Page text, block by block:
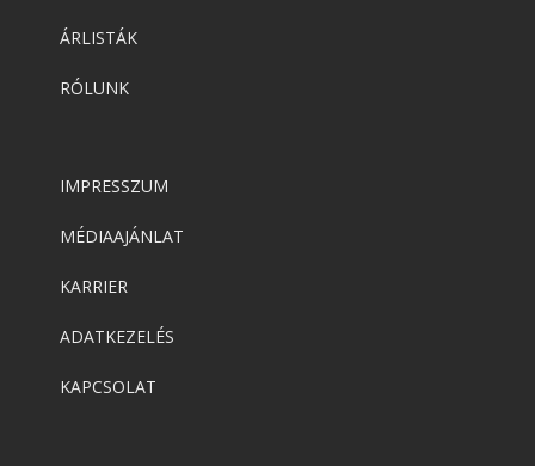
ÁRLISTÁK
RÓLUNK
IMPRESSZUM
MÉDIAAJÁNLAT
KARRIER
ADATKEZELÉS
KAPCSOLAT